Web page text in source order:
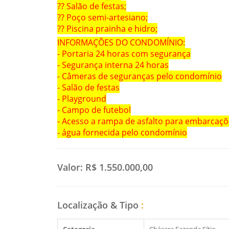
?? Salão de festas;
?? Poço semi-artesiano;
?? Piscina prainha e hidro;
INFORMAÇÕES DO CONDOMÍNIO:
- Portaria 24 horas com segurança
- Segurança interna 24 horas
- Câmeras de seguranças pelo condomínio
- Salão de festas
- Playground
- Campo de futebol
- Acesso a rampa de asfalto para
- água fornecida pelo condomínio
Valor: R$ 1.550.000,00
Localização & Tipo :